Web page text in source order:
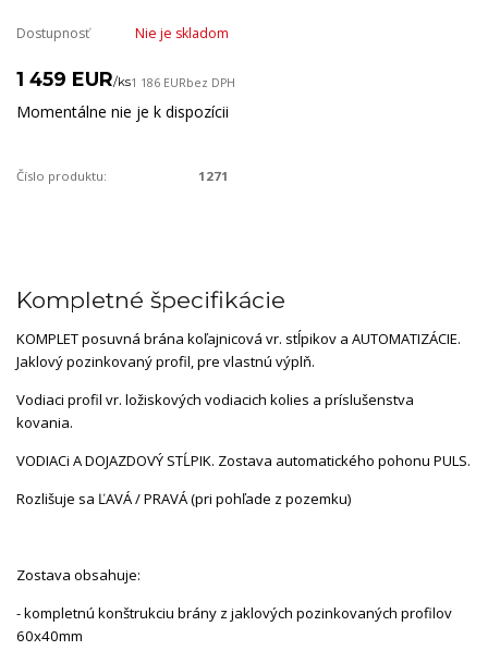
Dostupnosť Nie je skladom
1 459 EUR/ks1 186 EURbez DPH
Momentálne nie je k dispozícii
Číslo produktu: 1271
Kompletné špecifikácie
KOMPLET posuvná brána koľajnicová vr. stĺpikov a AUTOMATIZÁCIE.
Jaklový pozinkovaný profil, pre vlastnú výplň.
Vodiaci profil vr. ložiskových vodiacich kolies a príslušenstva
kovania.
VODIACi A DOJAZDOVÝ STĹPIK. Zostava automatického pohonu PULS.
Rozlišuje sa ĽAVÁ / PRAVÁ (pri pohľade z pozemku)
Zostava obsahuje:
- kompletnú konštrukciu brány z jaklových pozinkovaných profilov
60x40mm